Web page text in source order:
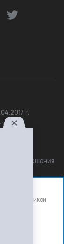
г.
разрешения
на
политикой